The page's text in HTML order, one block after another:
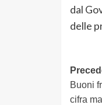
dal
delle
Buoni
cifra